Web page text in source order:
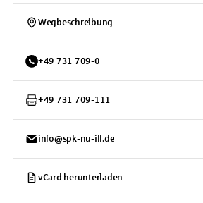
Wegbeschreibung
+49 731 709-0
+49 731 709-111
info@spk-nu-ill.de
vCard herunterladen